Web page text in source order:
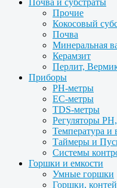
Почва и субстраты
Прочие
Кокосовый
Почва
Минеральная
Керамзит
Перлит,
Приборы
PH-метры
EC-метры
TDS-метры
Регуляторы
Температура и
Таймеры и
Системы
Горшки и емкости
Умные горшки
Горшки,